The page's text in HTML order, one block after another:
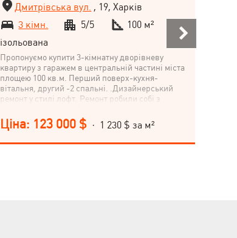
Дмитрівська вул. , 19, Харків
3 кімн.
5/5
100 м²
ізольована
Пропонуємо купити 3-кімнатну дворівневу
квартиру з гаражем в центральній частині міста
площею 100 кв.м. Перший поверх-кухня-
вітальня, другий -2 спальні. .Дизайнерський
ремонт у стилі лофт. Ремонт робили собі з
першому поверсі тепла підлога. Стіни -
декоративна штукатурка, підлога керамограніт,
Ціна: 123 000 $ · 1 230 $ за м²